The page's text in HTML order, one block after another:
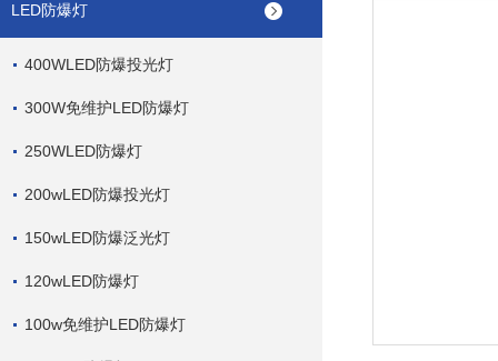
LED防爆灯
400WLED防爆投光灯
300W免维护LED防爆灯
250WLED防爆灯
200wLED防爆投光灯
150wLED防爆泛光灯
120wLED防爆灯
100w免维护LED防爆灯